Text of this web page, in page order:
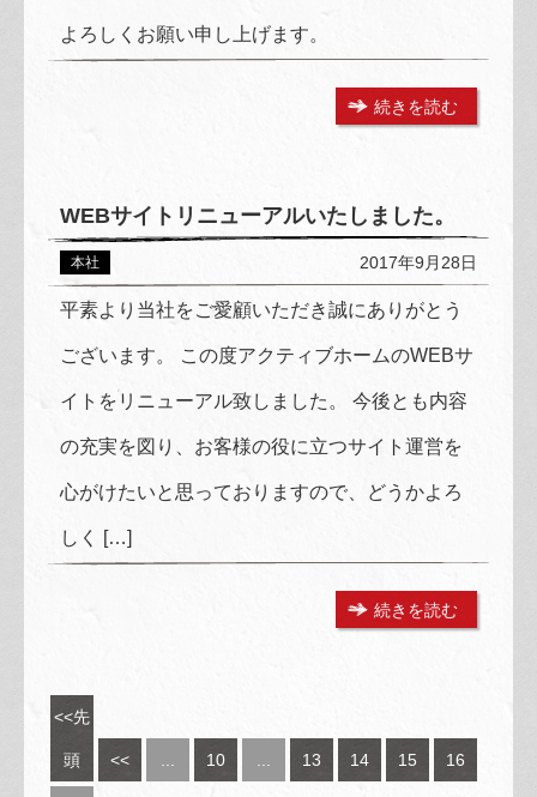
よろしくお願い申し上げます。
続きを読む
WEBサイトリニューアルいたしました。
本社 2017年9月28日
平素より当社をご愛顧いただき誠にありがとう
ございます。 この度アクティブホームのWEBサ
イトをリニューアル致しました。 今後とも内容
の充実を図り、お客様の役に立つサイト運営を
心がけたいと思っておりますので、どうかよろ
しく […]
続きを読む
<<先
頭 << 10 13 14 15 16